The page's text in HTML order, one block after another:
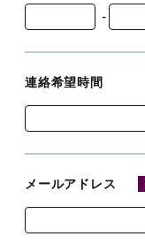
-
連絡希望時間
メールアドレス